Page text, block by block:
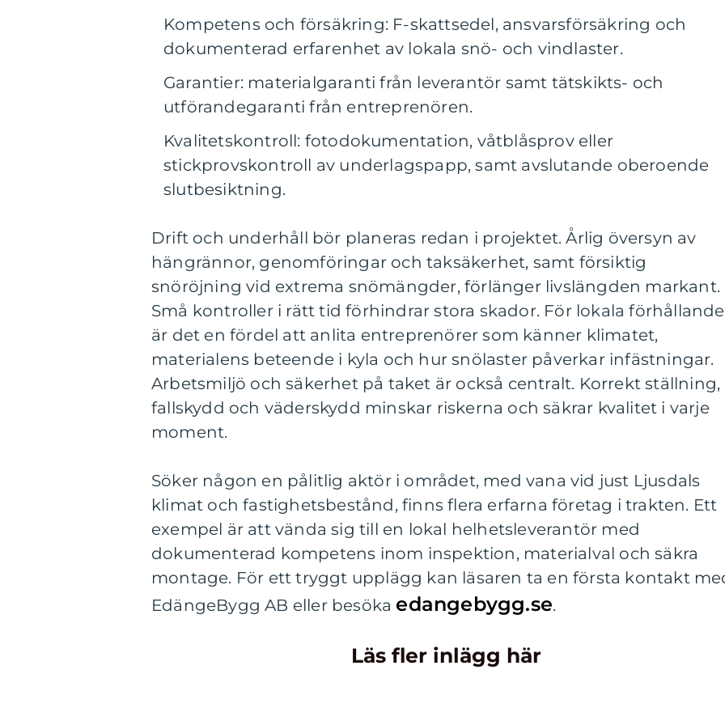
Kompetens och försäkring: F-skattsedel, ansvarsförsäkring och
dokumenterad erfarenhet av lokala snö- och vindlaster.
Garantier: materialgaranti från leverantör samt tätskikts- och
utförandegaranti från entreprenören.
Kvalitetskontroll: fotodokumentation, våtblåsprov eller
stickprovskontroll av underlagspapp, samt avslutande oberoende
slutbesiktning.
Drift och underhåll bör planeras redan i projektet. Årlig översyn av
hängrännor, genomföringar och taksäkerhet, samt försiktig
snöröjning vid extrema snömängder, förlänger livslängden markant.
Små kontroller i rätt tid förhindrar stora skador. För lokala
är det en fördel att anlita entreprenörer som känner klimatet,
materialens beteende i kyla och hur snölaster påverkar infästningar.
Arbetsmiljö och säkerhet på taket är också centralt. Korrekt ställning,
fallskydd och väderskydd minskar riskerna och säkrar kvalitet i varje
moment.
Söker någon en pålitlig aktör i området, med vana vid just Ljusdals
klimat och fastighetsbestånd, finns flera erfarna företag i trakten. Ett
exempel är att vända sig till en lokal helhetsleverantör med
dokumenterad kompetens inom inspektion, materialval och säkra
montage. För ett tryggt upplägg kan läsaren ta en första kontakt
EdängeBygg AB eller besöka edangebygg.se.
Läs fler inlägg här